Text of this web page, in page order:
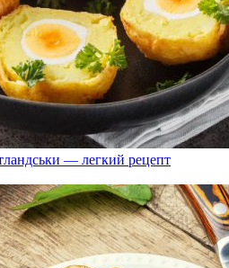
— легкий рецепт